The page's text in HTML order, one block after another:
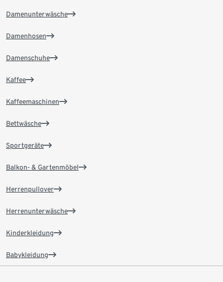
Damenunterwäsche
Damenhosen
Damenschuhe
Kaffee
Kaffeemaschinen
Bettwäsche
Sportgeräte
Balkon- & Gartenmöbel
Herrenpullover
Herrenunterwäsche
Kinderkleidung
Babykleidung